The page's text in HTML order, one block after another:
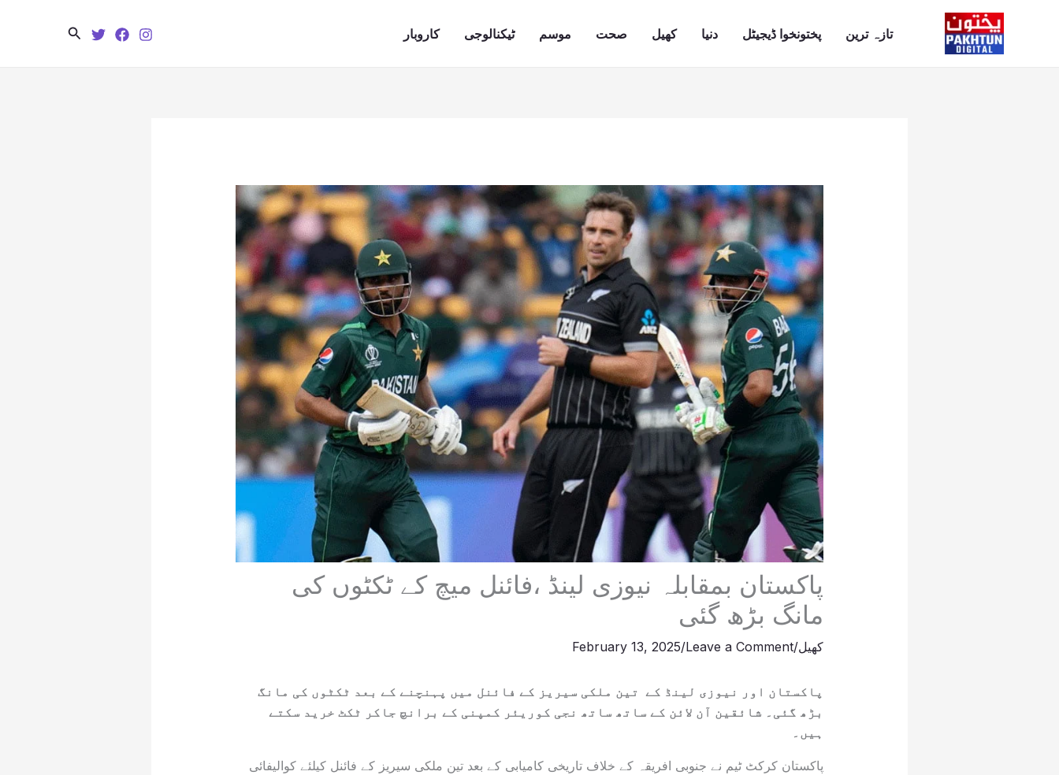
تازہ ترین پختونخوا ڈیجیٹل دنیا کھیل صحت موسم ٹیکنالوجی کاروبار Search
پاکستان بمقابلہ نیوزی لینڈ ،فائنل میچ کے ٹکٹوں کی
مانگ بڑھ گئی
کھیل/
Leave a Comment
/
February 13, 2025
پاکستان اور نیوزی لینڈ کے تین ملکی سیریز کے فائنل میں پہنچنے کے بعد ٹکٹوں کی مانگ
بڑھ گئی۔ شائقین آن لائن کے ساتھ ساتھ نجی کوریئر کمپنی کے برانچ جاکر ٹکٹ خرید سکتے
ہیں۔
پاکستان کرکٹ ٹیم نے جنوبی افریقہ کے خلاف تاریخی کامیابی کے بعد تین ملکی سیریز کے فائنل کیلئے کوالیفائی